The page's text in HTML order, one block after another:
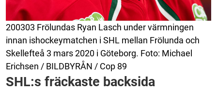
200303 Frölundas Ryan Lasch under värmningen
innan ishockeymatchen i SHL mellan Frölunda och
Skellefteå 3 mars 2020 i Göteborg. Foto: Michael
Erichsen / BILDBYRÅN / Cop 89
SHL:s fräckaste backsida